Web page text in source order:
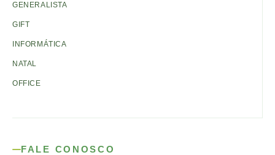
GENERALISTA
GIFT
INFORMÁTICA
NATAL
OFFICE
FALE CONOSCO